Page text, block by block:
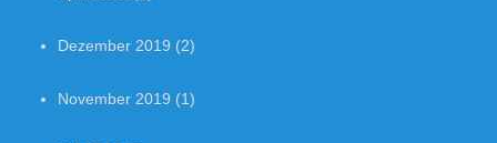
Dezember 2019 (2)
November 2019 (1)